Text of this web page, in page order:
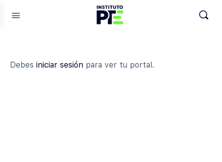
Debes iniciar sesión para ver tu portal.